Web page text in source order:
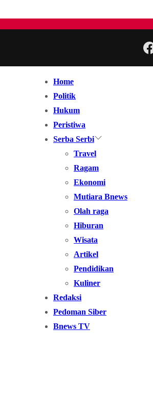
Home
Politik
Hukum
Peristiwa
Serba Serbi
Travel
Ragam
Ekonomi
Mutiara Bnews
Olah raga
Hiburan
Wisata
Artikel
Pendidikan
Kuliner
Redaksi
Pedoman Siber
Bnews TV